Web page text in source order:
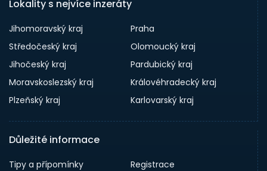
Lokality s nejvíce inzeráty
Jihomoravský kraj
Praha
Středočeský kraj
Olomoucký kraj
Jihočeský kraj
Pardubický kraj
Moravskoslezský kraj
Královéhradecký kraj
Plzeňský kraj
Karlovarský kraj
Důležité informace
Tipy a přípomínky
Registrace